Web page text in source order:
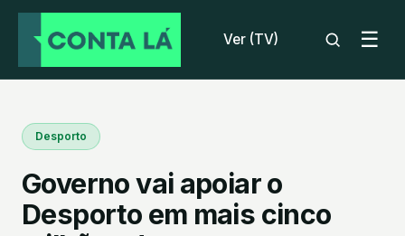
Ver (TV) ☰
Desporto
Governo vai apoiar o
Desporto em mais cinco